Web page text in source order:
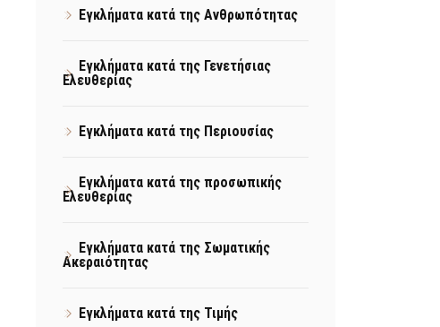
Εγκλήματα κατά της Ανθρωπότητας
Εγκλήματα κατά της Γενετήσιας
Ελευθερίας
Εγκλήματα κατά της Περιουσίας
Εγκλήματα κατά της προσωπικής
Ελευθερίας
Εγκλήματα κατά της Σωματικής
Ακεραιότητας
Εγκλήματα κατά της Τιμής